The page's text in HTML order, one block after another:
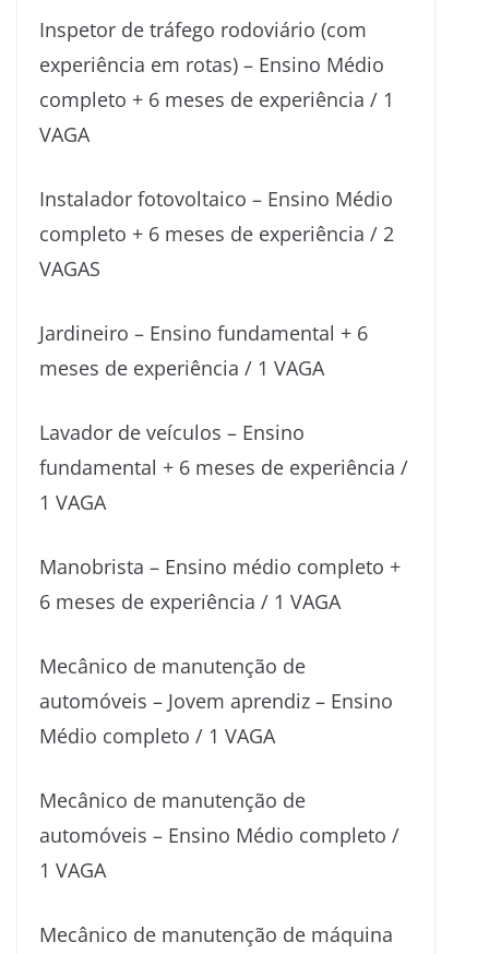
Inspetor de tráfego rodoviário (com
experiência em rotas) – Ensino Médio
completo + 6 meses de experiência / 1
VAGA
Instalador fotovoltaico – Ensino Médio
completo + 6 meses de experiência / 2
VAGAS
Jardineiro – Ensino fundamental + 6
meses de experiência / 1 VAGA
Lavador de veículos – Ensino
fundamental + 6 meses de experiência /
1 VAGA
Manobrista – Ensino médio completo +
6 meses de experiência / 1 VAGA
Mecânico de manutenção de
automóveis – Jovem aprendiz – Ensino
Médio completo / 1 VAGA
Mecânico de manutenção de
automóveis – Ensino Médio completo /
1 VAGA
Mecânico de manutenção de máquina